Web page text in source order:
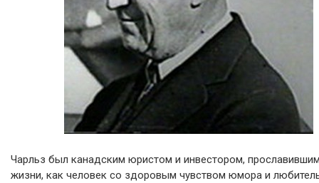
Чарльз был канадским юристом и инвестором,
жизни, как человек со здоровым чувством юмора и